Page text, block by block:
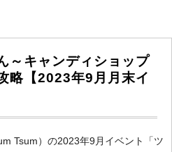
～キャンディショップ
略【2023年9月月末イ
Tsum）の2023年9月イベント「ツ